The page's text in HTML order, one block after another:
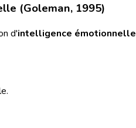
(Goleman, 1995)
d'intelligence émotionnelle